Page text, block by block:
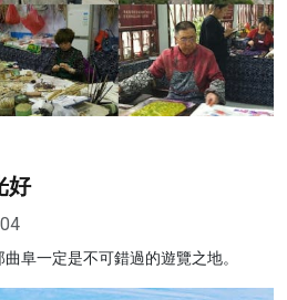
好
阜一定是不可錯過的遊覽之地。